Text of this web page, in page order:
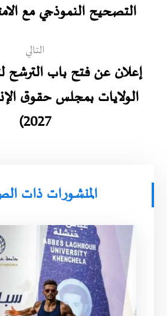
التصحيح النموذجي مع
التالي
إعلان عن فتح باب الترشح
2027)
المنشورات ذات